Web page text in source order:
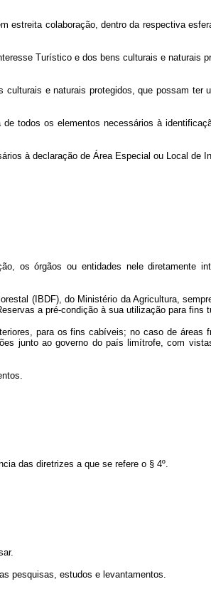
estreita colaboração, dentro da respectiva
Turístico e dos bens culturais e naturais
culturais e naturais protegidos, que possam ter
todos os elementos necessários à
à declaração de Área Especial ou Local de
os órgãos ou entidades nele diretamente
(IBDF), do Ministério da Agricultura,
a pré-condição à sua utilização para fins
para os fins cabíveis; no caso de áreas
junto ao governo do país limítrofe, com
das diretrizes a que se refere o § 4º.
pesquisas, estudos e levantamentos.